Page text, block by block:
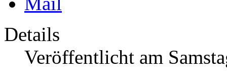
Details
Veröffentlicht am